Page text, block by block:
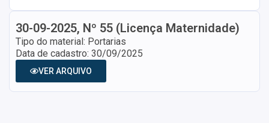
30-09-2025, Nº 55 (Licença Maternidade)
Tipo do material: Portarias
Data de cadastro: 30/09/2025
VER ARQUIVO